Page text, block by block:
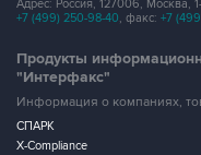
Адрес: Россия, 127006, Москва,
+7 (499) 250-98-40, факс: +7
Продукты
"Интерфакс"
Информация о компаниях,
СПАРК
X-Compliance